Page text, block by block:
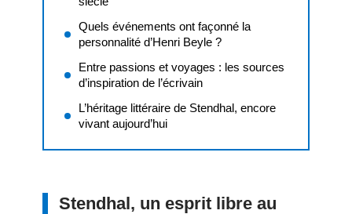
Quels événements ont façonné la
personnalité d’Henri Beyle ?
Entre passions et voyages : les sources
d’inspiration de l’écrivain
L’héritage littéraire de Stendhal, encore
vivant aujourd’hui
Stendhal, un esprit libre au